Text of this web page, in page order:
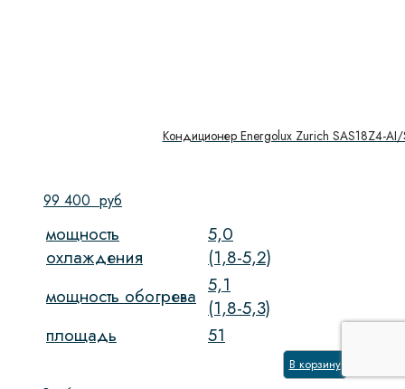
Кондиционер Energolux Zurich SAS18Z4-AI/
99 400 руб
мощность
охлаждения
5,0
(1,8-5,2)
мощность обогрева 5,1
(1,8-5,3)
площадь
51
В корзину